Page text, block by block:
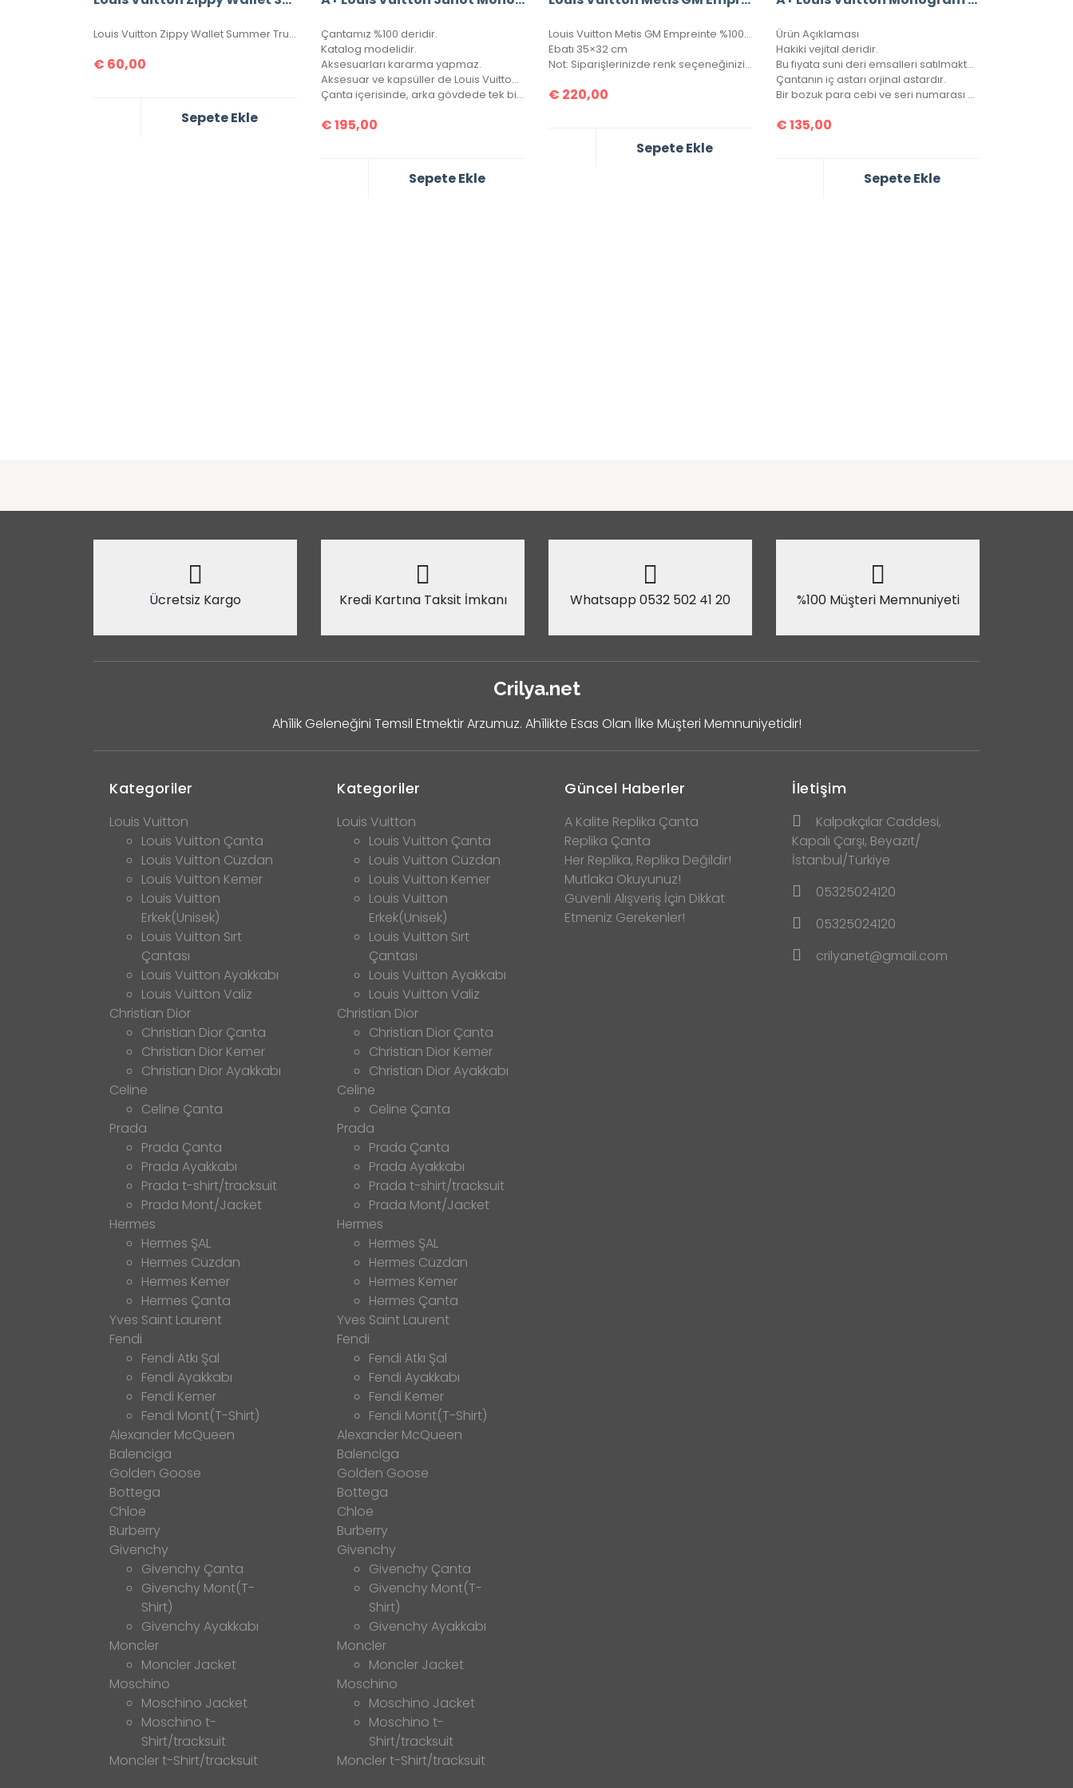
Louis Vuitton Zippy Wallet Summer Trunk ithal cüzdan, seri numaralı, kutulu, toz torbalı, sertifikalı, ebatı 20x11cm.
€ 60,00
Sepete Ekle
Çantamız %100 deridir.
Katalog modelidir.
Aksesuarları kararma yapmaz.
Aksesuar ve kapsüller de Louis Vuitton yazısı mevcuttur.
Çanta içerisinde, arka gövdede tek bir göz bulunmaktadır.
€195,00
Sepete Ekle
Louis Vuitton Metis GM Empreinte %100 hakiki deri, seri numaralı, kutulu, toz torbalo, sertifikalı.
Ebatı 35×32 cm
Not: Siparişlerinizde renk seçeneğinizi lütfen belirtiniz.
€ 220,00
Sepete Ekle
Ürün Açıklaması
Hakiki vejital deridir.
Bu fiyata suni deri emsalleri satılmaktadır.
Çantanın iç astarı orjinal astardır.
Bir bozuk para cebi ve seri numarası mevcuttur.
€135,00
Sepete Ekle
Ücretsiz Kargo Kredi Kartına Taksit İmkanı Whatsapp 0532 502 41 20 %100 Müşteri Memnuniyeti
Crilya.net
Ahîlik Geleneğini Temsil Etmektir Arzumuz. Ahîlikte Esas Olan İlke Müşteri Memnuniyetidir!
Kategoriler
Louis Vuitton
Louis Vuitton Çanta
Louis Vuitton Cüzdan
Louis Vuitton Kemer
Louis Vuitton
Erkek(Unisek)
Louis Vuitton Sırt
Çantası
Louis Vuitton Ayakkabı
Louis Vuitton Valiz
Christian Dior
Christian Dior Çanta
Christian Dior Kemer
Christian Dior Ayakkabı
Celine
Celine Çanta
Prada
Prada Çanta
Prada Ayakkabı
Prada t-shirt/tracksuit
Prada Mont/Jacket
Hermes
Hermes ŞAL
Hermes Cüzdan
Hermes Kemer
Hermes Çanta
Yves Saint Laurent
Fendi
Fendi Atkı Şal
Fendi Ayakkabı
Fendi Kemer
Fendi Mont(T-Shirt)
Alexander McQueen
Balenciga
Golden Goose
Bottega
Chloe
Burberry
Givenchy
Givenchy Çanta
Givenchy Mont(T-
Shirt)
Givenchy Ayakkabı
Moncler
Moncler Jacket
Moschino
Moschino Jacket
Moschino t-
Shirt/tracksuit
Moncler t-Shirt/tracksuit
Kategoriler
Louis Vuitton
Louis Vuitton Çanta
Louis Vuitton Cüzdan
Louis Vuitton Kemer
Louis Vuitton
Erkek(Unisek)
Louis Vuitton Sırt
Çantası
Louis Vuitton Ayakkabı
Louis Vuitton Valiz
Christian Dior
Christian Dior Çanta
Christian Dior Kemer
Christian Dior Ayakkabı
Celine
Celine Çanta
Prada
Prada Çanta
Prada Ayakkabı
Prada t-shirt/tracksuit
Prada Mont/Jacket
Hermes
Hermes ŞAL
Hermes Cüzdan
Hermes Kemer
Hermes Çanta
Yves Saint Laurent
Fendi
Fendi Atkı Şal
Fendi Ayakkabı
Fendi Kemer
Fendi Mont(T-Shirt)
Alexander McQueen
Balenciga
Golden Goose
Bottega
Chloe
Burberry
Givenchy
Givenchy Çanta
Givenchy Mont(T-
Shirt)
Givenchy Ayakkabı
Moncler
Moncler Jacket
Moschino
Moschino Jacket
Moschino t-
Shirt/tracksuit
Moncler t-Shirt/tracksuit
Güncel Haberler
A Kalite Replika Çanta
Replika Çanta
Her Replika, Replika Değildir!
Mutlaka Okuyunuz!
Güvenli Alışveriş İçin Dikkat
Etmeniz Gerekenler!
İletişim
Kalpakçılar Caddesi,
Kapalı Çarşı, Beyazıt/
İstanbul/Türkiye
05325024120
05325024120
crilyanet@gmail.com